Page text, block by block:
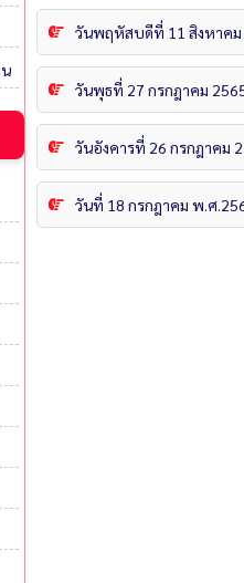
วันพฤหัสบดีที่ 11 สิงหาคม
วันพุธที่ 27 กรกฎาคม
วันอังคารที่ 26 กรกฎาคม
วันที่ 18 กรกฎาคม พ.ศ